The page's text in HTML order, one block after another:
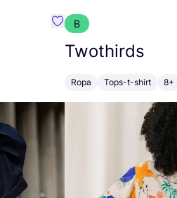
Favoritos {nombre}
B
Twothirds
Ropa Tops-t-shirt 8+